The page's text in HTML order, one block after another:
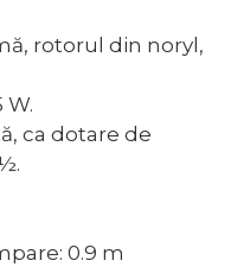
rotorul din noryl,
W.
ca dotare de
0.9 m